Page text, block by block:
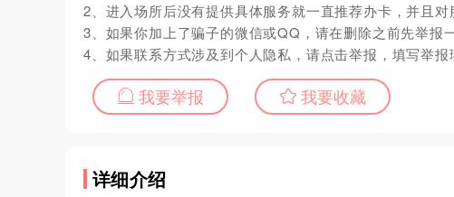
2、进入场所后没有提供具体服务就一直推荐办卡，并且对
3、如果你加上了骗子的微信或QQ，请在删除之前先举报
4、如果联系方式涉及到个人隐私，请点击举报，填写举报
我要举报 我要收藏
详细介绍